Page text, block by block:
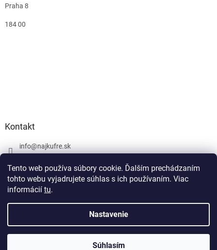
Tento web používa súbory cookie. Ďalším prechádzaním
tohto webu vyjadrujete súhlas s ich používaním. Viac
informácií tu.
Nastavenie
Súhlasím
Praha 8
184 00
Kontakt
info@najkufre.sk
Facebook
Vytvoril Shoptet
najkufre.sk. Všetky práva vyhradené.